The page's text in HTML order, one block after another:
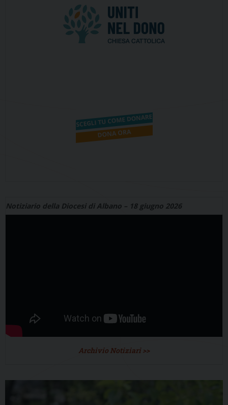
Notiziario della Diocesi di Albano – 18 giugno 2026
Archivio Notiziari >>